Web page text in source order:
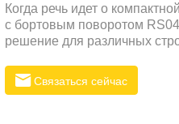
Когда речь идет о
с бортовым поворотом
решение для различных
справляетесь ли вы с
поднимаете или
Связаться сейчас